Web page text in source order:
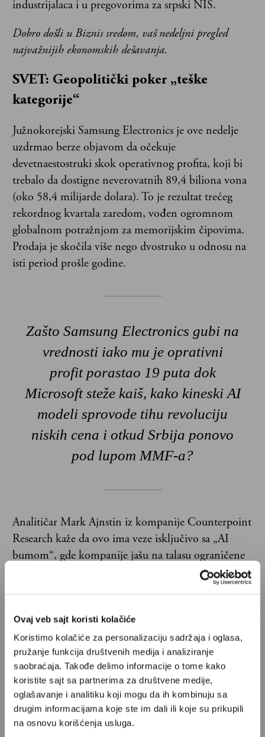
Ovaj veb sajt koristi kolačiće
Koristimo kolačiće za personalizaciju sadržaja i oglasa,
pružanje funkcija društvenih medija i analiziranje
saobraćaja. Takođe delimo informacije o tome kako
koristite sajt sa partnerima za društvene medije,
oglašavanje i analitiku koji mogu da ih kombinuju sa
drugim informacijama koje ste im dali ili koje su prikupili
na osnovu korišćenja usluga.
industrijalaca i u pregovorima za srpski NIS.
Dobro došli u Biznis sredom, vaš nedeljni pregled
najvažnijih ekonomskih dešavanja.
SVET: Geopolitički poker „teške
kategorije“
Južnokorejski Samsung Electronics je ove nedelje
uzdrmao berze objavom da očekuje
devetnaestostruki skok operativnog profita, koji bi
trebalo da dostigne neverovatnih 89,4 biliona vona
(oko 58,4 milijarde dolara). To je rezultat trećeg
rekordnog kvartala zaredom, vođen ogromnom
globalnom potražnjom za memorijskim čipovima.
Prodaja je skočila više nego dvostruko u odnosu na
isti period prošle godine.
Zašto Samsung Electronics gubi na
vrednosti iako mu je oprativni
profit porastao 19 puta dok
Microsoft steže kaiš, kako kineski AI
modeli sprovode tihu revoluciju
niskih cena i otkud Srbija ponovo
pod lupom MMF-a?
Analitičar Mark Ajnstin iz kompanije Counterpoint
Research kaže da ovo ima veze isključivo sa „AI
bumom“, gde kompanije jašu na talasu ograničene
ponude i neviđene potražnje. Ipak, investitori su
nezasiti: akcije su pale za skoro 7% jer su neki
umanjena za 100 milijardi dolara uprkos istorijskom
uspehu.